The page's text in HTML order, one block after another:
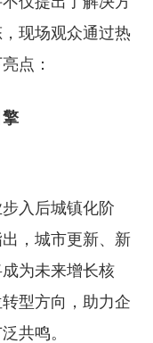
现场观众通过热
点：
入后城镇化阶
，城市更新、新
为未来增长核
型方向，助力企
共鸣。